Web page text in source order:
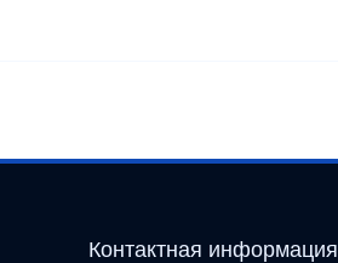
Контактная информация